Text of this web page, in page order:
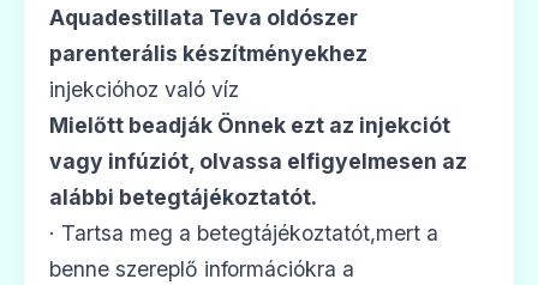
Aquadestillata Teva oldószer
parenterális készítményekhez
injekcióhoz való víz
Mielőtt beadják Önnek ezt az injekciót
vagy infúziót, olvassa elfigyelmesen az
alábbi betegtájékoztatót.
· Tartsa meg a betegtájékoztatót,mert a
benne szereplő információkra a